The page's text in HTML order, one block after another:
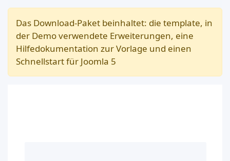
Das Download-Paket beinhaltet: die template, in
der Demo verwendete Erweiterungen, eine
Hilfedokumentation zur Vorlage und einen
Schnellstart für Joomla 5